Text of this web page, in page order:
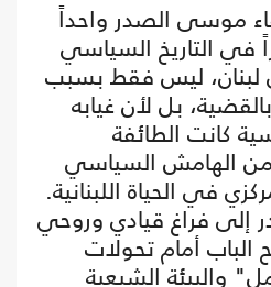
موسى الصدر واحداً
في التاريخ السياسي
ليس فقط بسبب
بل لأن غيابه
كانت الطائفة
من الهامش السياسي
في الحياة اللبنانية.
إلى فراغ قيادي وروحي
أمام تحولات
والبيئة الشيعية